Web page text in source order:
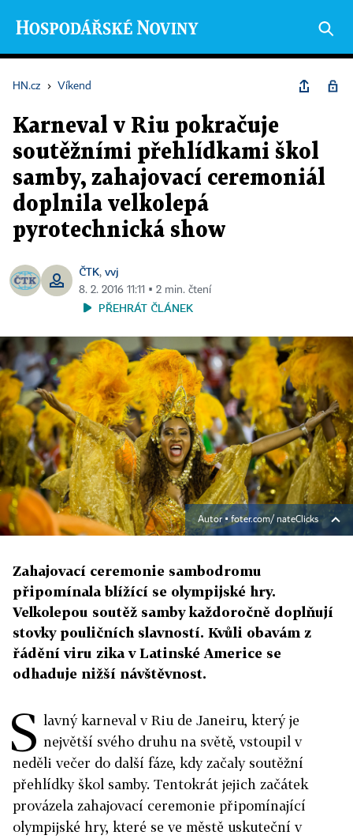
HN.cz › Víkend
Karneval v Riu pokračuje
soutěžními přehlídkami škol
samby, zahajovací ceremoniál
doplnila velkolepá
pyrotechnická show
ČTK, vvj
8. 2. 2016 11:11 ▪ 2 min. čtení
PŘEHRÁT ČLÁNEK
Autor ▪foter.com/ nateClicks
Zahajovací ceremonie sambodromu
připomínala blížící se olympijské hry.
Velkolepou soutěž samby každoročně doplňují
stovky pouličních slavností. Kvůli obavám z
řádění viru zika v Latinské Americe se
odhaduje nižší návštěvnost.
S lavný karneval v Riu de Janeiru, který je
největší svého druhu na světě, vstoupil v
neděli večer do další fáze, kdy začaly soutěžní
přehlídky škol samby. Tentokrát jejich začátek
provázela zahajovací ceremonie připomínající
olympijské hry, které se ve městě uskuteční v